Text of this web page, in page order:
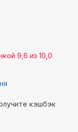
9,6 из 10,0
кэшбэк